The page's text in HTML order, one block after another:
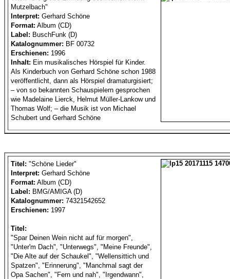
Mutzelbach"
Interpret: Gerhard Schöne
Format: Album (CD)
Label: BuschFunk (D)
Katalognummer: BF 00732
Erschienen: 1996
Inhalt: Ein musikalisches Hörspiel für Kinder.
Als Kinderbuch von Gerhard Schöne schon 1988
veröffentlicht, dann als Hörspiel dramaturgisiert;
– von so bekannten Schauspielern gesprochen
wie Madelaine Lierck, Helmut Müller-Lankow und
Thomas Wolf; – die Musik ist von Michael
Schubert und Gerhard Schöne
Titel: "Schöne Lieder"
Interpret: Gerhard Schöne
Format: Album (CD)
Label: BMG/AMIGA (D)
Katalognummer: 74321542652
Erschienen: 1997
Titel:
"Spar Deinen Wein nicht auf für morgen",
"Unter'm Dach", "Unterwegs", "Meine Freunde",
"Die Alte auf der Schaukel", "Wellensittich und
Spatzen", "Erinnerung", "Manchmal sagt der
Opa Sachen", "Fern und nah", "Irgendwann",